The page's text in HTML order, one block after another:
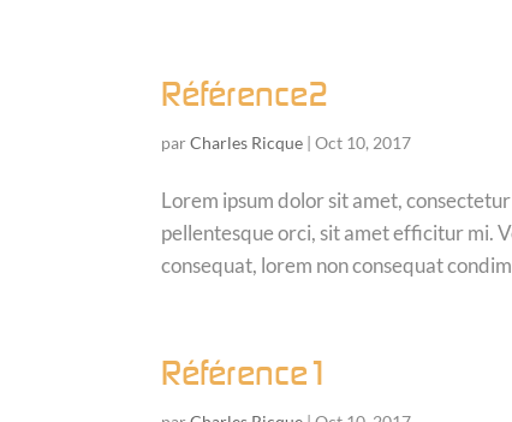
Référence2
parCharles Ricque |Oct 10, 2017
Lorem ipsum dolor sit amet,
pellentesque orci, sit amet efficitur mi.
consequat, lorem non consequat
Référence1